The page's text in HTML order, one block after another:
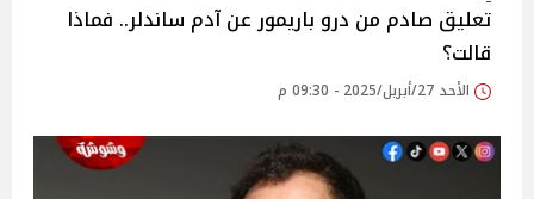
تعليق صادم من درو باريمور عن آدم ساندلر.. فماذا
قالت؟
الأحد 27/أبريل/2025 - 09:30 م